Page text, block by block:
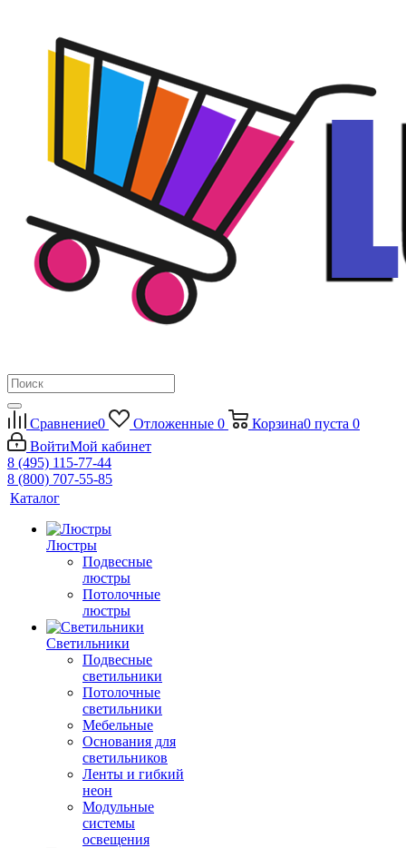
Сравнение0 Отложенные 0 Корзина0 пуста 0
ВойтиМой кабинет
8 (495) 115-77-44
8 (800) 707-55-85
Каталог
Люстры
Подвесные
люстры
Потолочные
люстры
Светильники
Подвесные
светильники
Потолочные
светильники
Мебельные
Основания для
светильников
Ленты и гибкий
неон
Модульные
системы
освещения